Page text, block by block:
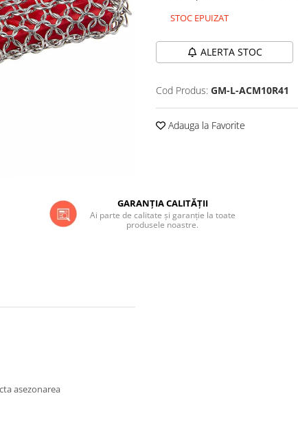
STOC EPUIZAT
ALERTA STOC
Cod Produs: GM-L-ACM10R41
Adauga la Favorite
GARANȚIA CALITĂȚII
Ai parte de calitate și garanție la toate
produsele noastre.
asezonarea